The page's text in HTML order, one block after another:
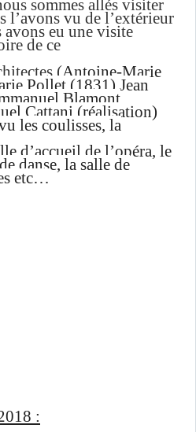
sommes allés visiter
l’avons vu de l’extérieur
eu une visite
de ce
(Antoine-Marie
Pollet (1831) Jean
Blamont
Cattani (réalisation)
les coulisses, la
d’accueil de l’opéra, le
danse, la salle de
etc…
: